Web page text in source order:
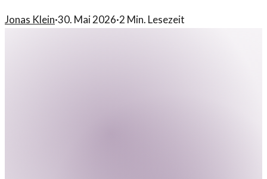
Jonas Klein·30. Mai 2026·2 Min. Lesezeit